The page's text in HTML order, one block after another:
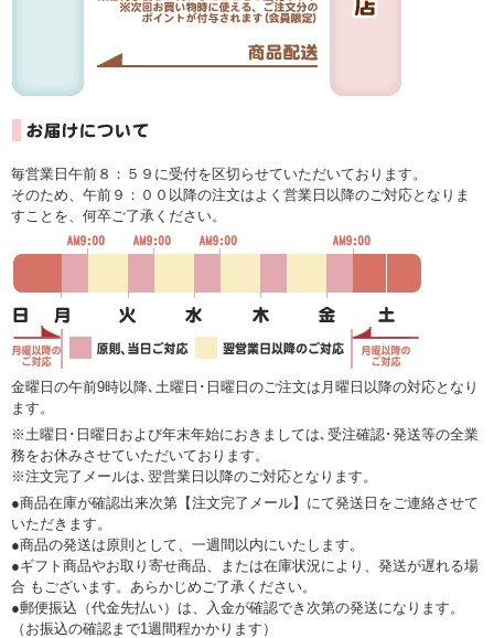
毎営業日午前８：５９に受付を区切らせていただいております。
そのため、午前９：００以降の注文はよく営業日以降のご対応となりま
すことを、何卒ご了承ください。
金曜日の午前9時以降､土曜日･日曜日のご注文は月曜日以降の対応となり
ます。
※土曜日･日曜日および年末年始におきましては､受注確認･発送等の全業
務をお休みさせていただいております。
※注文完了メールは､翌営業日以降のご対応となります。
●商品在庫が確認出来次第【注文完了メール】にて発送日をご連絡させて
いただきます。
●商品の発送は原則として、一週間以内にいたします。
●ギフト商品やお取り寄せ商品、または在庫状況により、発送が遅れる場
合 もございます。あらかじめご了承ください。
●郵便振込（代金先払い）は、入金が確認でき次第の発送になります。
（お振込の確認まで1週間程かかります）